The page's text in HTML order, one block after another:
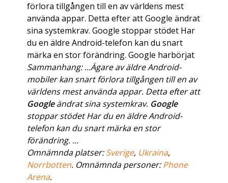
förlora tillgången till en av världens mest
använda appar. Detta efter att Google ändrat
sina systemkrav. Google stoppar stödet Har
du en äldre Android-telefon kan du snart
märka en stor förändring. Google harbörjat
Sammanhang: ...Ägare av äldre Android-
mobiler kan snart förlora tillgången till en av
världens mest använda appar. Detta efter att
Googleändrat sina systemkrav. Google
stoppar stödet Har du en äldre Android-
telefon kan du snart märka en stor
förändring. ...
Omnämnda platser:Sverige, Ukraina,
Norrbotten. Omnämnda personer:Phone
Arena.